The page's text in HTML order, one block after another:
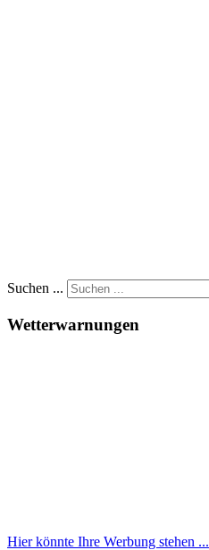
Suchen ...
Wetterwarnungen
Hier könnte Ihre Werbung stehen ...